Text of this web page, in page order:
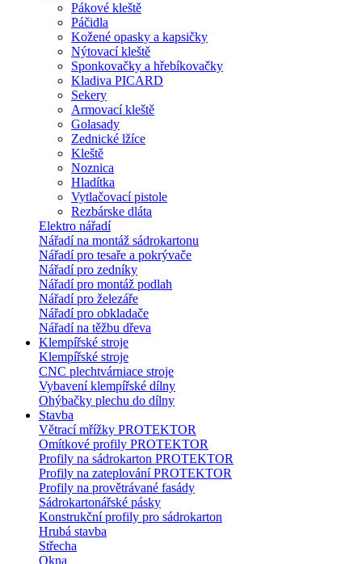
Pákové kleště
Páčidla
Kožené opasky a kapsičky
Nýtovací kleště
Sponkovačky a hřebíkovačky
Kladiva PICARD
Sekery
Armovací kleště
Golasady
Zednické lžíce
Kleště
Noznica
Hladítka
Vytlačovací pistole
Rezbárske dláta
Elektro nářadí
Nářadí na montáž sádrokartonu
Nářadí pro tesaře a pokrývače
Nářadí pro zedníky
Nářadí pro montáž podlah
Nářadí pro železáře
Nářadí pro obkladače
Nářadí na těžbu dřeva
Klempířské stroje
Klempířské stroje
CNC plechtvárniace stroje
Vybavení klempířské dílny
Ohýbačky plechu do dílny
Stavba
Větrací mřížky PROTEKTOR
Omítkové profily PROTEKTOR
Profily na sádrokarton PROTEKTOR
Profily na zateplování PROTEKTOR
Profily na provětrávané fasády
Sádrokartonářské pásky
Konstrukční profily pro sádrokarton
Hrubá stavba
Střecha
Okna